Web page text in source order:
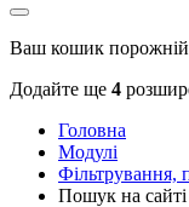
Ваш кошик порожній
Додайте ще 4
Головна
Модулі
Фільтрування,
Пошук на сайті